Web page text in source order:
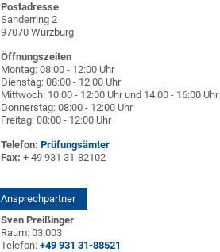
Postadresse
Sanderring 2
97070 Würzburg
Öffnungszeiten
Montag: 08:00 - 12:00 Uhr
Dienstag: 08:00 - 12:00 Uhr
Mittwoch: 10:00 - 12:00 Uhr und 14:00 - 16:00 Uhr
Donnerstag: 08:00 - 12:00 Uhr
Freitag: 08:00 - 12:00 Uhr
Telefon: Prüfungsämter
Fax: + 49 931 31-82102
Ansprechpartner
Sven Preißinger
Raum: 03.003
Telefon: +49 931 31-88521